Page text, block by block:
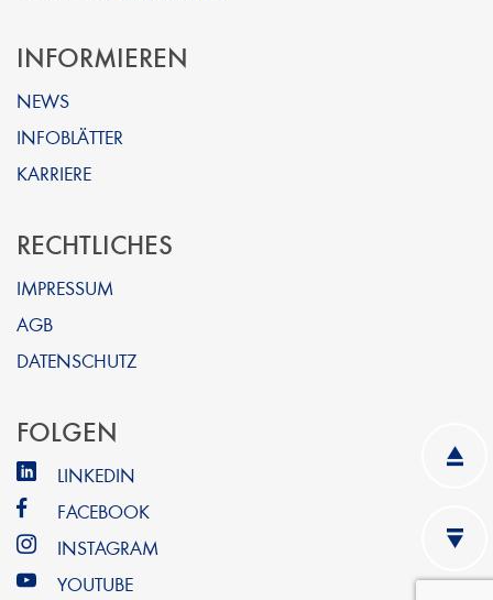
INFORMIEREN
NEWS
INFOBLÄTTER
KARRIERE
RECHTLICHES
IMPRESSUM
AGB
DATENSCHUTZ
FOLGEN
LINKEDIN
FACEBOOK
INSTAGRAM
YOUTUBE